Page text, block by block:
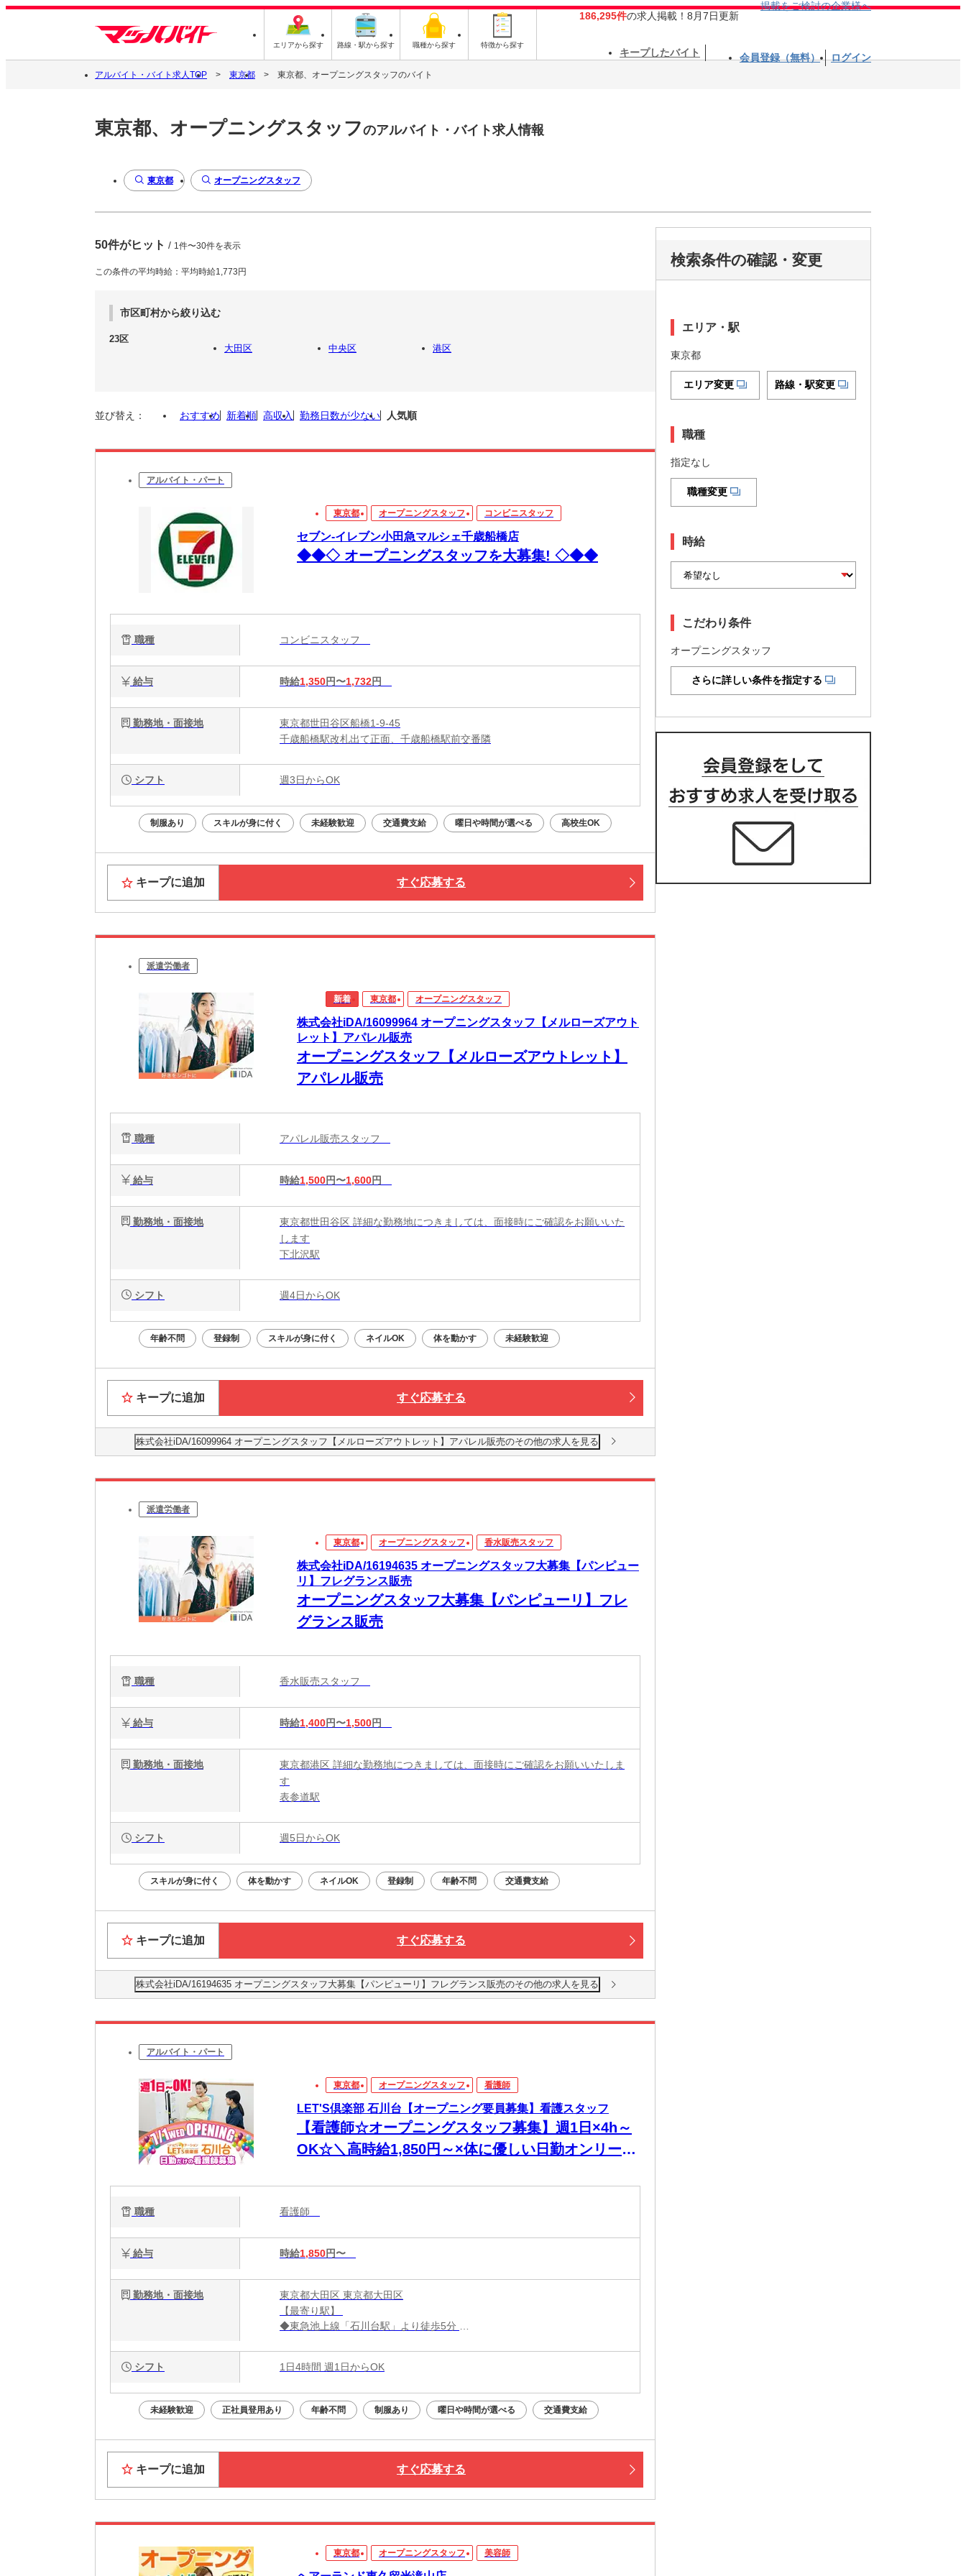
エリアから探す 路線・駅から探す 職種から探す 特徴から探す
186,295件の求人掲載！8月7日更新
掲載をご検討の企業様へ
キープしたバイト 会員登録（無料） ログイン
アルバイト・バイト求人TOP 東京都 東京都、オープニングスタッフのバイト
東京都、オープニングスタッフのアルバイト・バイト求人情報
東京都 オープニングスタッフ
50件がヒット / 1件〜30件を表示
この条件の平均時給：平均時給1,773円
市区町村から絞り込む
23区
大田区
中央区 港区
並び替え： おすすめ 新着順 高収入 勤務日数が少ない 人気順
アルバイト・パート
東京都 オープニングスタッフ コンビニスタッフ
セブン-イレブン小田急マルシェ千歳船橋店
◆◆◇ オープニングスタッフを大募集! ◇◆◆
職種 コンビニスタッフ
給与 時給1,350円〜1,732円
勤務地・面接地
東京都世田谷区船橋1-9-45
千歳船橋駅改札出て正面、千歳船橋駅前交番隣
シフト 週3日からOK
制服あり スキルが身に付く 未経験歓迎 交通費支給 曜日や時間が選べる 高校生OK
キープに追加 すぐ応募する
派遣労働者
新着 東京都 オープニングスタッフ
株式会社iDA/16099964 オープニングスタッフ【メルローズアウト
レット】アパレル販売
オープニングスタッフ【メルローズアウトレット】
アパレル販売
職種 アパレル販売スタッフ
給与 時給1,500円〜1,600円
勤務地・面接地
東京都世田谷区 詳細な勤務地につきましては、面接時にご確認をお願いいた
します
下北沢駅
シフト 週4日からOK
年齢不問 登録制 スキルが身に付く ネイルOK 体を動かす 未経験歓迎
キープに追加 すぐ応募する
株式会社iDA/16099964 オープニングスタッフ【メルローズアウトレット】アパレル販売のその他の求人を見る
派遣労働者
東京都 オープニングスタッフ 香水販売スタッフ
株式会社iDA/16194635 オープニングスタッフ大募集【パンピュー
リ】フレグランス販売
オープニングスタッフ大募集【パンピューリ】フレ
グランス販売
職種 香水販売スタッフ
給与 時給1,400円〜1,500円
勤務地・面接地
東京都港区 詳細な勤務地につきましては、面接時にご確認をお願いいたしま
す
表参道駅
シフト 週5日からOK
スキルが身に付く 体を動かす ネイルOK 登録制 年齢不問 交通費支給
キープに追加 すぐ応募する
株式会社iDA/16194635 オープニングスタッフ大募集【パンピューリ】フレグランス販売のその他の求人を見る
アルバイト・パート
東京都 オープニングスタッフ 看護師
LET'S倶楽部 石川台【オープニング要員募集】看護スタッフ
【看護師☆オープニングスタッフ募集】週1日×4h～
OK☆＼高時給1,850円～×体に優しい日勤オンリー／
職種 看護師
給与 時給1,850円〜
勤務地・面接地
東京都大田区 東京都大田区
【最寄り駅】
◆東急池上線「石川台駅」より徒歩5分
◆東急大井町線「緑が丘駅」より徒歩16分
【オープンまでは近隣施設で勤務可能！】
◆LET'S倶楽部 自由が丘
東京都大田区矢口1-29-13／東急多摩川線「武蔵新田駅」より徒歩5分
シフト 1日4時間 週1日からOK
未経験歓迎 正社員登用あり 年齢不問 制服あり 曜日や時間が選べる 交通費支給
キープに追加 すぐ応募する
東京都 オープニングスタッフ 美容師
検索条件の確認・変更
エリア・駅
東京都
エリア変更 路線・駅変更
職種
指定なし
職種変更
時給
こだわり条件
オープニングスタッフ
さらに詳しい条件を指定する